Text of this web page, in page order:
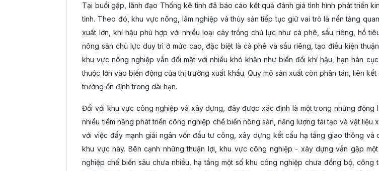
Tại buổi gặp, lãnh đạo Thống kê tỉnh đã báo cáo kết quả đánh giá tình hình phát triển
tỉnh. Theo đó, khu vực nông, lâm nghiệp và thủy sản tiếp tục giữ vai trò là nền tảng
xuất lớn, khí hậu phù hợp với nhiều loại cây trồng chủ lực như cà phê, sầu riêng, hồ
nông sản chủ lực duy trì ở mức cao, đặc biệt là cà phê và sầu riêng, tạo điều kiện
khu vực nông nghiệp vẫn đối mặt với nhiều khó khăn như biến đổi khí hậu, hạn hán
thuộc lớn vào biến động của thị trường xuất khẩu. Quy mô sản xuất còn phân tán, liên
trưởng ổn định trong dài hạn.
Đối với khu vực công nghiệp và xây dựng, đây được xác định là một trong những
nhiều tiềm năng phát triển công nghiệp chế biến nông sản, năng lượng tái tạo và vật
với việc đẩy mạnh giải ngân vốn đầu tư công, xây dựng kết cấu hạ tầng giao thông
khu vực này. Bên cạnh những thuận lợi, khu vực công nghiệp - xây dựng vẫn gặp
nghiệp chế biến sâu chưa nhiều, hạ tầng một số khu công nghiệp chưa đồng bộ,